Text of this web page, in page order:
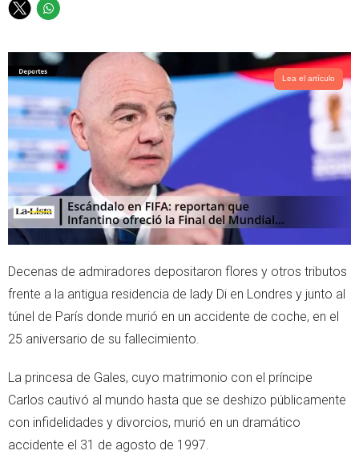
T
i
t
t
e
r
W
a
t
s
a
p
p
Lea el artículo
Decenas de admiradores depositaron flores y otros tributos
frente a la antigua residencia de lady Di en Londres y junto al
túnel de París donde murió en un accidente de coche, en el
25 aniversario de su fallecimiento.
La princesa de Gales, cuyo matrimonio con el príncipe
Carlos cautivó al mundo hasta que se deshizo públicamente
con infidelidades y divorcios, murió en un dramático
accidente el 31 de agosto de 1997.